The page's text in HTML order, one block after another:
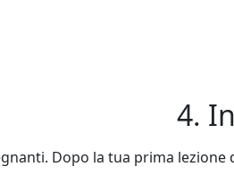
4.
Dopo la tua prima